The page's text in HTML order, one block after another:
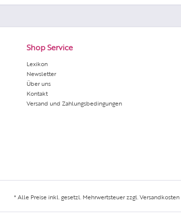
Shop Service
Lexikon
Newsletter
Über uns
Kontakt
Versand und Zahlungsbedingungen
* Alle Preise inkl. gesetzl. Mehrwertsteuer zzgl.Versandkosten